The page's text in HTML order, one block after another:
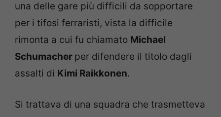
una delle gare più difficili da sopportare
per i tifosi ferraristi, vista la difficile
rimonta a cui fu chiamato Michael
Schumacher per difendere il titolo dagli
assalti di Kimi Raikkonen.
Si trattava di una squadra che trasmetteva